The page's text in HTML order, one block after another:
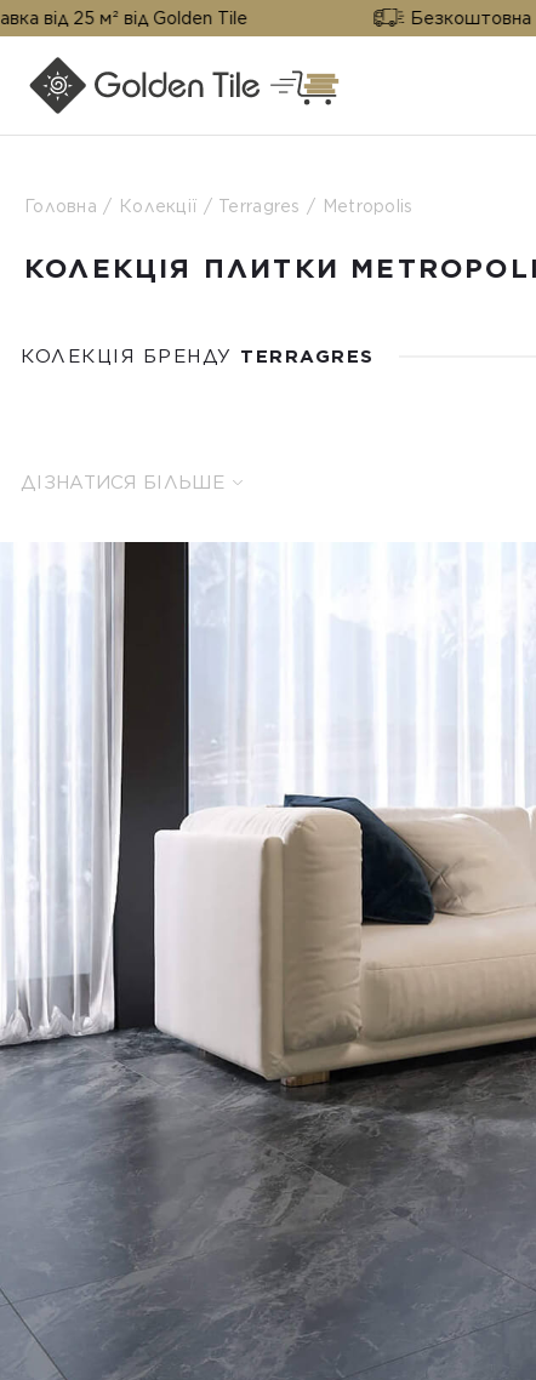
м² від Golden Tile Безкоштовна
Головна Колекції Terragres Metropolis
КОЛЕКЦІЯ ПЛИТКИ
КОЛЕКЦІЯ БРЕНДУ TERRAGRES
ДІЗНАТИСЯ БІЛЬШЕ